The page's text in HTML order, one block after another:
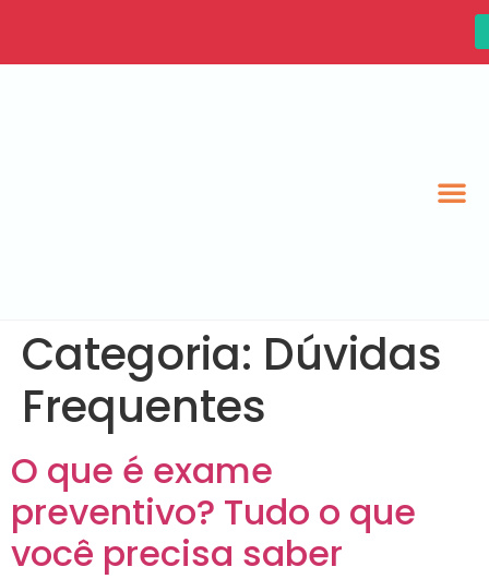
Categoria: Dúvidas
Frequentes
O que é exame
preventivo? Tudo o que
você precisa saber